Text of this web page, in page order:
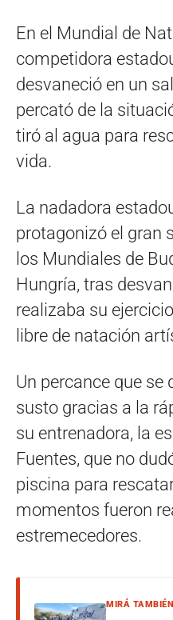
En el Mundial de
competidora
desvaneció en un
percató de la
tiró al agua para
vida.
La nadadora
protagonizó el gran
los Mundiales de
Hungría, tras
realizaba su
libre de natación
Un percance que se
susto gracias a la
su entrenadora, la
Fuentes, que no
piscina para
momentos fueron
estremecedores.
MIRÁ TAMBIÉN